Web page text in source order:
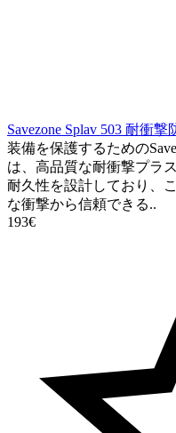
Savezone Splav 503 耐衝撃
装備を保護するための
は、高品質な耐衝撃プラ
耐久性を設計しており、
な衝撃から信頼できる..
193€